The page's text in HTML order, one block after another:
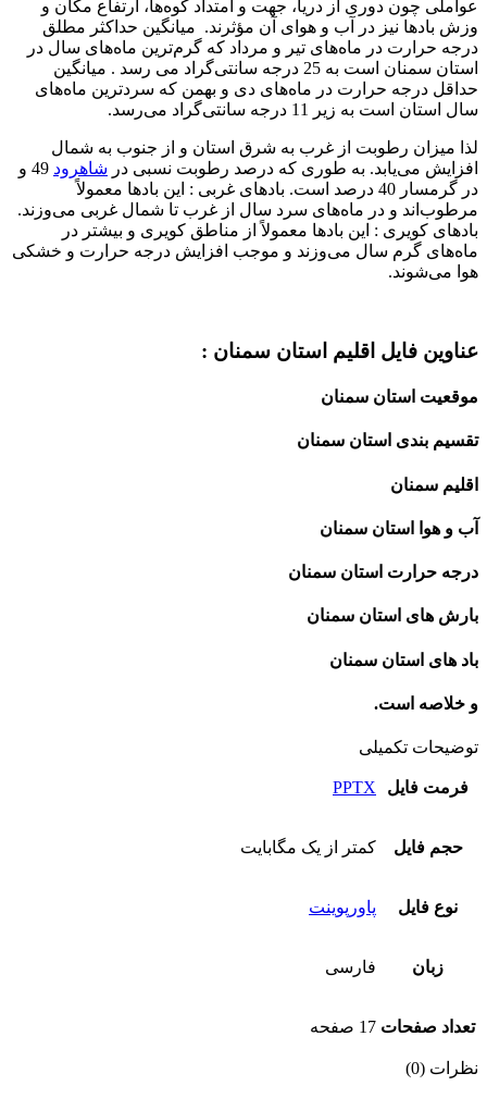
عواملی چون دوری از دریا، جهت و امتداد کوه‌ها، ارتفاع مکان و
وزش بادها نیز در آب و هوای آن مؤثرند. میانگین حداکثر مطلق
درجه حرارت در ماه‌های تیر و مرداد که گرم‌ترین ماه‌های سال در
استان سمنان است به 25 درجه سانتی‌گراد می رسد . میانگین
حداقل درجه حرارت در ماه‌های دی و بهمن که سردترین ماه‌های
سال استان است به زیر 11 درجه سانتی‌گراد می‌رسد.
لذا میزان رطوبت از غرب به شرق استان و از جنوب به شمال
افزایش می‌یابد. به طوری که درصد رطوبت نسبی در شاهرود
49 و
در گرمسار 40 درصد است. بادهای غربی :‌ این بادها معمولاً
مرطوب‌اند و در ماه‌های سرد سال از غرب تا شمال غربی می‌وزند.
بادهای کویری : این بادها معمولاً از مناطق کویری و بیشتر در
ماه‌های گرم سال می‌وزند و موجب افزایش درجه حرارت و خشکی
هوا می‌شوند.
عناوین فایل اقلیم استان سمنان :
موقعیت استان سمنان
تقسیم بندی استان سمنان
اقلیم سمنان
آب و هوا استان سمنان
درجه حرارت استان سمنان
بارش های استان سمنان
باد های استان سمنان
و خلاصه است.
توضیحات تکمیلی
فرمت فایل PPTX
حجم فایل کمتر از یک مگابایت
نوع فایل پاورپوینت
زبان فارسی
تعداد صفحات 17 صفحه
نظرات (0)